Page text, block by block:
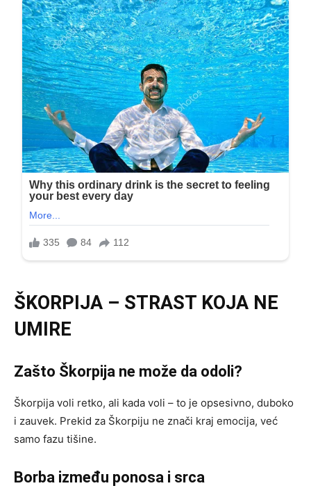
ŠKORPIJA – STRAST KOJA NE
UMIRE
Zašto Škorpija ne može da odoli?
Škorpija voli retko, ali kada voli – to je opsesivno, duboko
i zauvek. Prekid za Škorpiju ne znači kraj emocija, već
samo fazu tišine.
Borba između ponosa i srca